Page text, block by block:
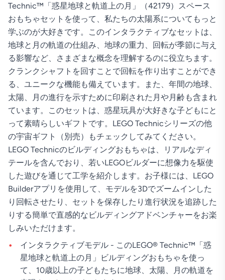
Technic™「惑星地球と軌道上の月」（42179）スペース
おもちゃセットを使って、私たちの太陽系についてもっと
学ぶのが大好きです。このインタラクティブなセットは、
地球と月の軌道の仕組み、地球の重力、回転が季節に与え
る影響など、さまざまな概念を理解するのに役立ちます。
クランクシャフトを回すことで回転を作り出すことができ
る、ユニークな機能も備えています。また、年間の地球、
太陽、月の進行を示すために印刷された月や月齢も含まれ
ています。このセットは、惑星玩具が大好きな子どもにと
って素晴らしいギフトです。LEGO Technicシリーズの他
の宇宙ギフト（別売）もチェックしてみてください。
LEGO Technicのビルディングおもちゃは、リアルなディ
テールを含んでおり、若いLEGOビルダーに想像力を駆使
した遊びを通じて工学を紹介します。お子様には、LEGO
Builderアプリを使用して、モデルを3Dでズームインした
り回転させたり、セットを保存したり進行状況を追跡した
りする簡単で直感的なビルディングアドベンチャーをお楽
しみいただけます。
インタラクティブモデル - このLEGO® Technic™「惑
星地球と軌道上の月」ビルディングおもちゃを使っ
て、10歳以上の子どもたちに地球、太陽、月の軌道を